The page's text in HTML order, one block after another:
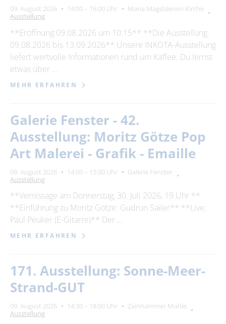
09. August 2026 14:00 – 16:00 Uhr
Maria Magdalenen Kirche
Ausstellung
**Eröffnung:09.08.2026 um 10:15** **Die Ausstellung:
09.08.2026 bis 13.09.2026** Unsere INKOTA-Ausstellung
liefert wertvolle Informationen rund um Kaffee. Du lernst
etwas über …
MEHR ERFAHREN
Galerie Fenster - 42.
Ausstellung: Moritz Götze Pop
Art Malerei - Grafik - Emaille
09. August 2026 14:00 – 15:30 Uhr
Galerie Fenster
Ausstellung
**Vernissage am Donnerstag, 30. Juli 2026, 19 Uhr **
**Einführung zu Moritz Götze: Gudrun Sailer** **Live:
Paul Peuker (E-Gitarre)** Der …
MEHR ERFAHREN
171. Ausstellung: Sonne-Meer-
Strand-GUT
09. August 2026 14:30 – 18:00 Uhr
Zainhammer Mühle
Ausstellung